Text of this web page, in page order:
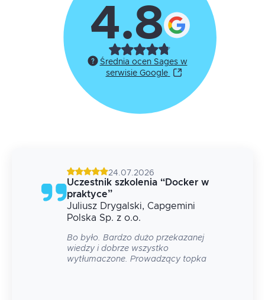
4.8
Średnia ocen Sages w
serwisie Google
24.07.2026
Uczestnik szkolenia “Docker w
praktyce”
Juliusz Drygalski, Capgemini
Polska Sp. z o.o.
Bo było. Bardzo dużo przekazanej
wiedzy i dobrze wszystko
wytłumaczone. Prowadzący topka